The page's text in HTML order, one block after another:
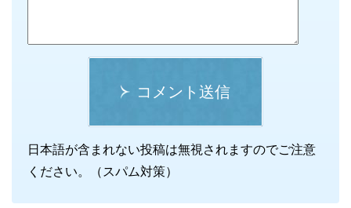
コメント送信
日本語が含まれない投稿は無視されますのでご注意
ください。（スパム対策）